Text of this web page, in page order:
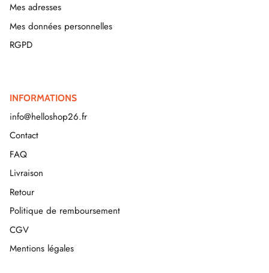
Mes adresses
Mes données personnelles
RGPD
INFORMATIONS
info@helloshop26.fr
Contact
FAQ
Livraison
Retour
Politique de remboursement
CGV
Mentions légales